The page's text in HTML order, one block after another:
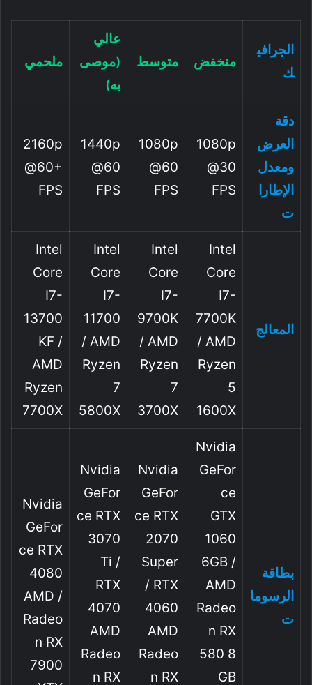
الجرافي
ك
منخفض متوسط
عالي
(موصى
به)
ملحمي
دقة
العرض
ومعدل
الإطارا
ت
1080p
@30
FPS
1080p
@60
FPS
1440p
@60
FPS
2160p
@60+
FPS
المعالج
Intel
Core
I7-
7700K
/ AMD
Ryzen
5
1600X
Intel
Core
I7-
9700K
/ AMD
Ryzen
7
3700X
Intel
Core
I7-
11700
/ AMD
Ryzen
7
5800X
Intel
Core
I7-
13700
KF /
AMD
Ryzen
7700X
بطاقة
الرسوما
ت
Nvidia
GeFor
Ce
GTX
1060
6GB /
AMD
Radeo
N RX
580 8
GB
Nvidia
GeFor
Ce RTX
2070
Super
/ RTX
4060
AMD
Radeo
N RX
Nvidia
GeFor
Ce RTX
3070
Ti /
RTX
4070
AMD
Radeo
N RX
Nvidia
GeFor
Ce RTX
4080
AMD /
Radeo
N RX
7900